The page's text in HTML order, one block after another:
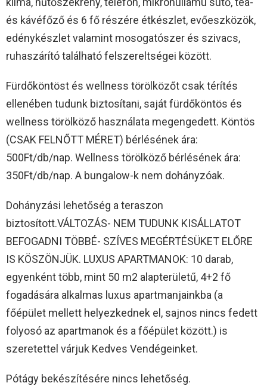
és kávéfőző és 6 fő részére étkészlet, evőeszközök,
edénykészlet valamint mosogatószer és szivacs,
ruhaszárító található felszereltségei között.
Fürdőköntöst és wellness törölközőt csak térítés
ellenében tudunk biztosítani, saját fürdőköntös és
wellness törölköző használata megengedett. Köntös
(CSAK FELNŐTT MÉRET) bérlésének ára:
500Ft/db/nap. Wellness törölköző bérlésének ára:
350Ft/db/nap. A bungalow-k nem dohányzóak.
Dohányzási lehetőség a teraszon
biztosított.VÁLTOZÁS- NEM TUDUNK KISÁLLATOT
BEFOGADNI TÖBBÉ- SZÍVES MEGÉRTÉSÜKET ELŐRE
IS KÖSZÖNJÜK. LUXUS APARTMANOK: 10 darab,
egyenként több, mint 50 m2 alapterületű, 4+2 fő
fogadására alkalmas luxus apartmanjainkba (a
főépület mellett helyezkednek el, sajnos nincs fedett
folyosó az apartmanok és a főépület között.) is
szeretettel várjuk Kedves Vendégeinket.
Pótágy bekészítésére nincs lehetőség.